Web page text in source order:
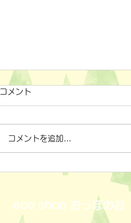
コメント
コメントを追加…
eco shop おっぽのお